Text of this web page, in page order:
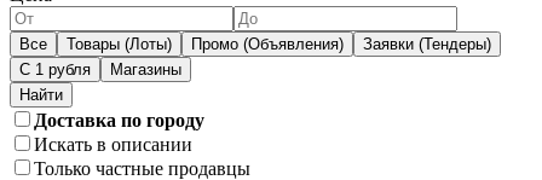
Все Товары (Лоты) Промо (Объявления)
Заявки (Тендеры)
С 1 рубля
Магазины
Доставка по городу
Искать в описании
Только частные продавцы